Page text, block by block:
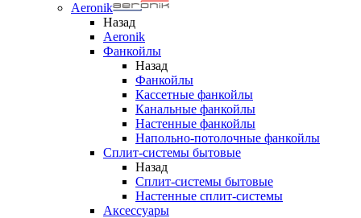
Aeronik
Назад
Aeronik
Фанкойлы
Назад
Фанкойлы
Кассетные фанкойлы
Канальные фанкойлы
Настенные фанкойлы
Напольно-потолочные фанкойлы
Сплит-системы бытовые
Назад
Сплит-системы бытовые
Настенные сплит-системы
Аксессуары